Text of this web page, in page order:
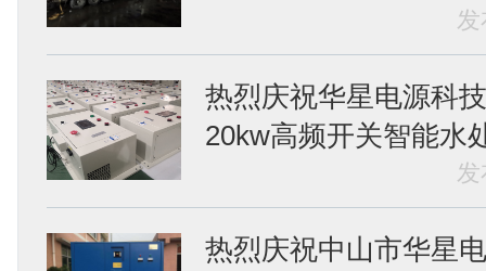
热烈庆祝华星电源科
20kw高频开关智能水
热烈庆祝中山市华星